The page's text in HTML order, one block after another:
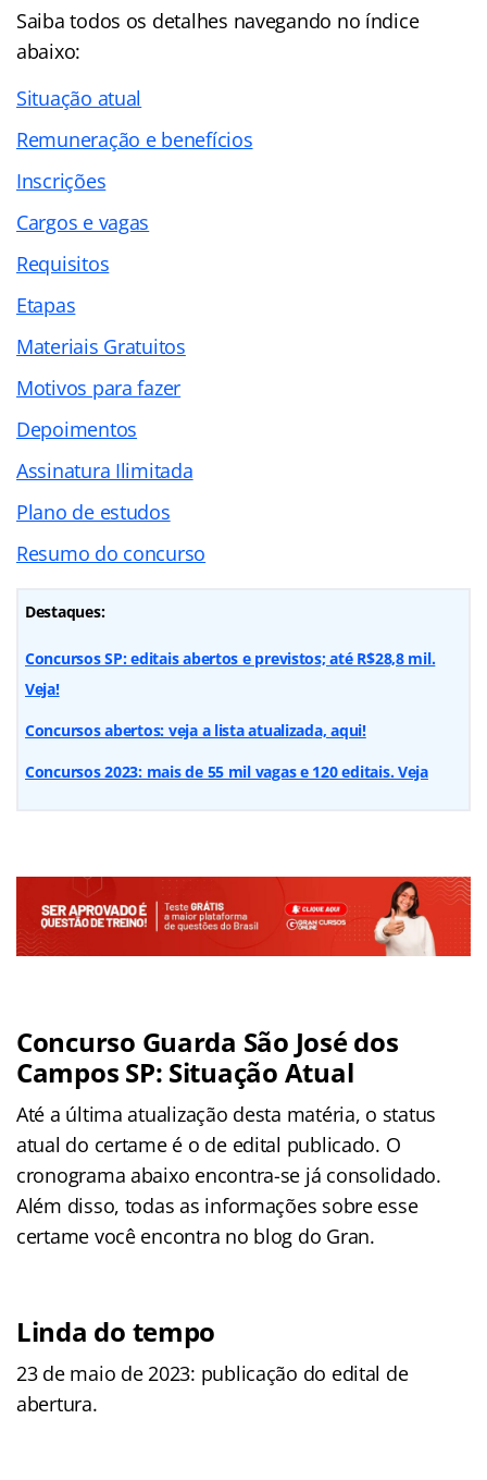
Saiba todos os detalhes navegando no índice
abaixo:
Situação atual
Remuneração e benefícios
Inscrições
Cargos e vagas
Requisitos
Etapas
Materiais Gratuitos
Motivos para fazer
Depoimentos
Assinatura Ilimitada
Plano de estudos
Resumo do concurso
Destaques:
Concursos SP: editais abertos e previstos; até R$28,8 mil.
Veja!
Concursos abertos: veja a lista atualizada, aqui!
Concursos 2023: mais de 55 mil vagas e 120 editais. Veja
Concurso Guarda São José dos
Campos SP: Situação Atual
Até a última atualização desta matéria, o status
atual do certame é o de edital publicado. O
cronograma abaixo encontra-se já consolidado.
Além disso, todas as informações sobre esse
certame você encontra no blog do Gran.
Linda do tempo
23 de maio de 2023: publicação do edital de
abertura.